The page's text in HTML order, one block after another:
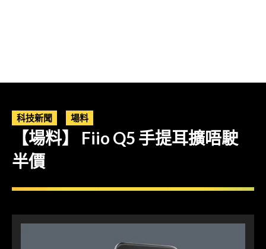
科技新聞 場料
【場料】 Fiio Q5 手提耳擴唔駛
半價